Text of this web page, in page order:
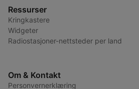
Ressurser
Kringkastere
Widgeter
Radiostasjoner-nettsteder per land
Om & Kontakt
Personvernerklæring